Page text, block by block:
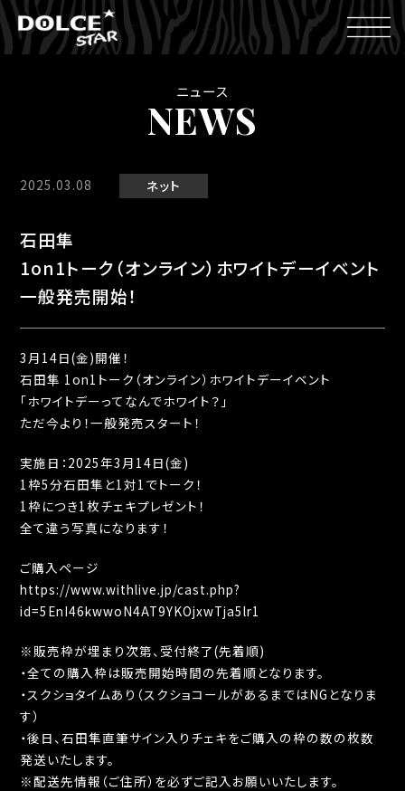
ニュース
NEWS
2025.03.08 ネット
石田隼
1on1トーク（オンライン）ホワイトデーイベント
一般発売開始！
3月14日(金)開催！
石田隼 1on1トーク（オンライン）ホワイトデーイベント
「ホワイトデーってなんでホワイト？」
ただ今より！一般発売スタート！
実施日：2025年3月14日(金)
1枠5分石田隼と1対1でトーク！
1枠につき1枚チェキプレゼント！
全て違う写真になります！
ご購入ページ
https://www.withlive.jp/cast.php?
id=5EnI46kwwoN4AT9YKOjxwTja5lr1
※販売枠が埋まり次第、受付終了(先着順)
・全ての購入枠は販売開始時間の先着順となります。
・スクショタイムあり（スクショコールがあるまではNGとなりま
す）
・後日、石田隼直筆サイン入りチェキをご購入の枠の数の枚数
発送いたします。
※配送先情報（ご住所）を必ずご記入お願いいたします。